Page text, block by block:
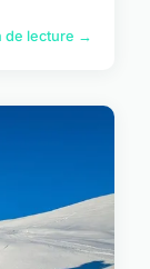
de lecture →